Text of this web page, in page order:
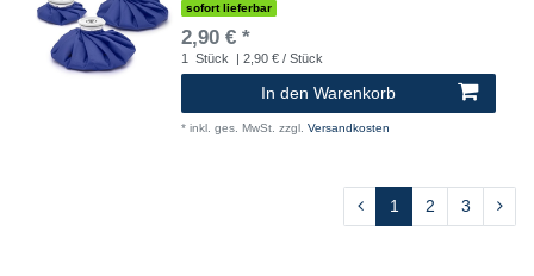
sofort lieferbar
2,90 € *
1 Stück | 2,90 € / Stück
In den Warenkorb
* inkl. ges. MwSt. zzgl. Versandkosten
1 2 3